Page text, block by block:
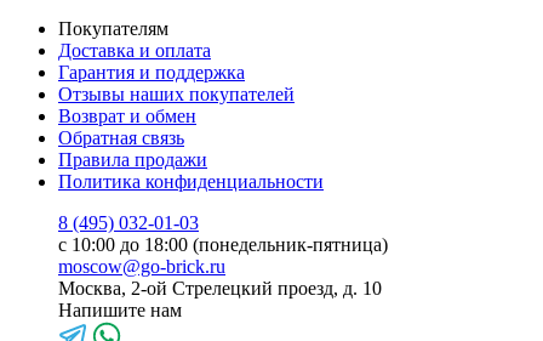
Покупателям
Доставка и оплата
Гарантия и поддержка
Отзывы наших покупателей
Возврат и обмен
Обратная связь
Правила продажи
Политика конфиденциальности
8 (495) 032-01-03
с 10:00 до 18:00 (понедельник-пятница)
moscow@go-brick.ru
Москва, 2-ой Стрелецкий проезд, д. 10
Напишите нам